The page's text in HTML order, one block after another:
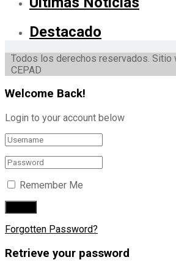
Destacado
Todos los derechos reservados. Sitio
CEPAD
Welcome Back!
Login to your account below
Remember Me
Forgotten Password?
Retrieve your password